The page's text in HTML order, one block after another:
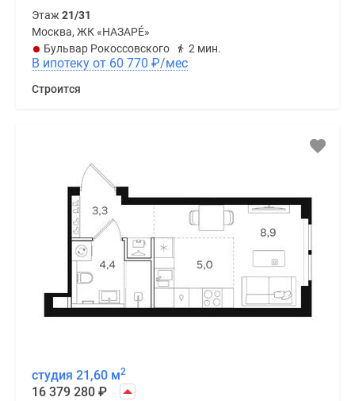
Этаж21/31
Москва, ЖК «НАЗАРÉ»
Бульвар Рокоссовского
2 мин.
В ипотеку от 60 770 ₽/мес
Строится
студия 21,60 м2
16 379 280 ₽